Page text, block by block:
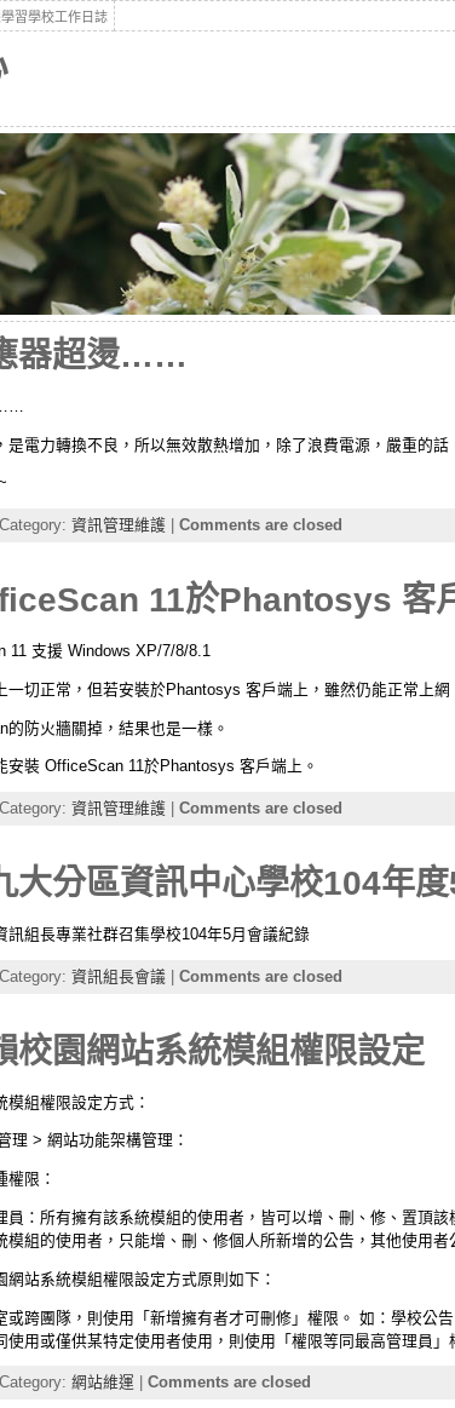
習學校工作日誌
器超燙……
是電力轉換不良，所以無效散熱增加，除了浪費電源，嚴重的話
資訊管理維護| Comments are closed
11於Phantosys 客
11 支援 Windows XP/7/8/8.1
一切正常，但若安裝於Phantosys 客戶端上，雖然仍能正常上
的防火牆關掉，結果也是一樣。
安裝 OfficeScan 11於Phantosys 客戶端上。
資訊管理維護| Comments are closed
大分區資訊中心學校104年
訊組長專業社群召集學校104年5月會議紀錄
資訊組長會議| Comments are closed
校園網站系統模組權限設定
模組權限設定方式：
理 > 網站功能架構管理：
權限：
員：所有擁有該系統模組的使用者，皆可以增、刪、修、置頂
模組的使用者，只能增、刪、修個人所新增的公告，其他使用
網站系統模組權限設定方式原則如下：
或跨團隊，則使用「新增擁有者才可刪修」權限。 如：學校
使用或僅供某特定使用者使用，則使用「權限等同最高管理員
網站維運 Comments are closed